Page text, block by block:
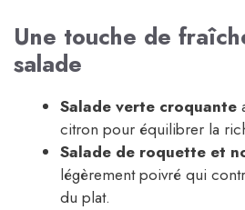
Une touche de
salade
Salade verte croquante
citron pour équilibrer la
Salade de roquette et
légèrement poivré qui
du plat.